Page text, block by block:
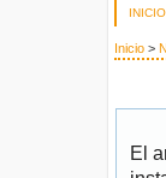
INICIO
Inicio >
El